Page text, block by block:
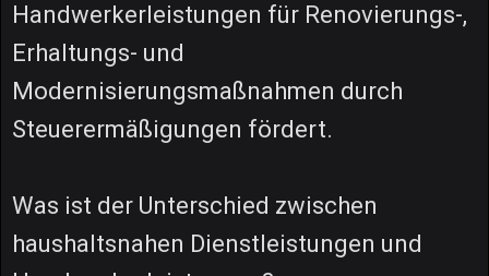
Handwerkerleistungen für Renovierungs-,
Erhaltungs- und
Modernisierungsmaßnahmen durch
Steuerermäßigungen fördert.
Was ist der Unterschied zwischen
haushaltsnahen Dienstleistungen und